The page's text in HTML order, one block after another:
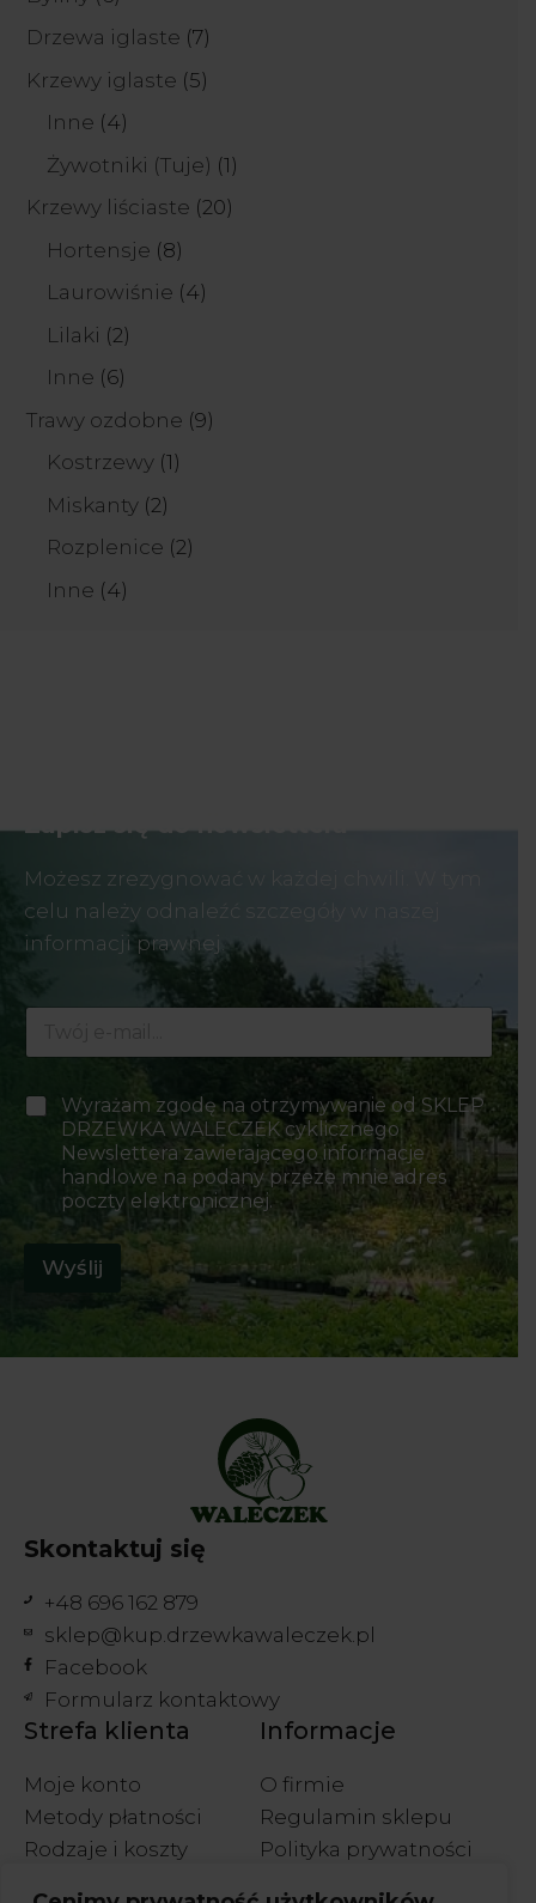
produktów
Drzewa iglaste 77
produktów
Krzewy iglaste 55
Inne 44
produkty
Żywotniki (Tuje) 11
Krzewy liściaste 2020
Hortensje 88
produktów
Laurowiśnie 44
Lilaki 22
Inne 66
produktów
Trawy ozdobne 99
Kostrzewy 11
Miskanty 22
produkty
Rozplenice 22
Inne 44
Zapisz się do newslettera
Możesz zrezygnować w każdej chwili. W tym
celu należy odnaleźć szczegóły w naszej
informacji prawnej.
l
E
m
P
Wyrażam zgodę na otrzymywanie od SKLEP
DRZEWKA WALECZEK cyklicznego
Newslettera zawierającego informacje
handlowe na podany przeze mnie adres
poczty elektronicznej.
Wyślij
Skontaktuj się
+48 696 162 879
sklep@kup.drzewkawaleczek.pl
Facebook
Formularz kontaktowy
Strefa klienta
Moje konto
Metody płatności
Rodzaje i koszty
Informacje
O firmie
Regulamin sklepu
Polityka prywatności